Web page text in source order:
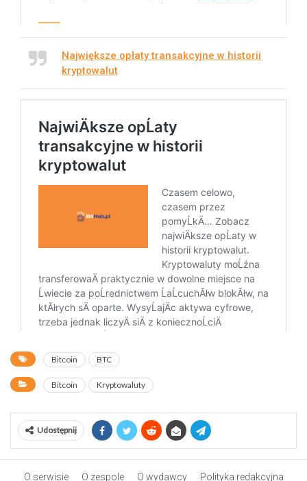
Największe opłaty transakcyjne w historii
kryptowalut
Bitcoin BTC
Bitcoin Kryptowaluty
Udostępnij
O serwisie O zespole O wydawcy Polityka redakcyjna